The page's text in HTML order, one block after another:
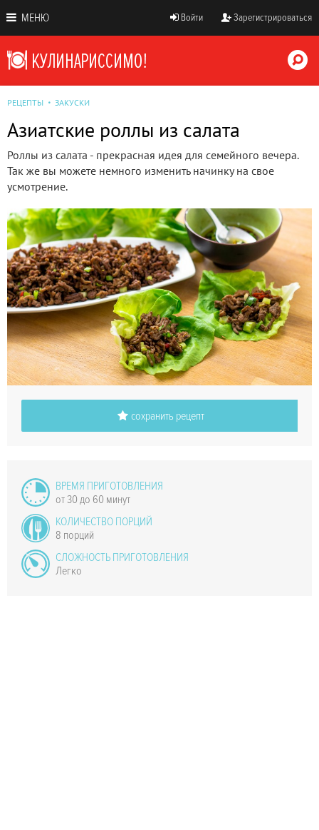
МЕНЮ Войти Зарегистрироваться
РЕЦЕПТЫ ЗАКУСКИ
Азиатские роллы из салата
Роллы из салата - прекрасная идея для семейного вечера.
Так же вы можете немного изменить начинку на свое
усмотрение.
сохранить рецепт
ВРЕМЯ ПРИГОТОВЛЕНИЯ
от 30 до 60 минут
КОЛИЧЕСТВО ПОРЦИЙ
8 порций
СЛОЖНОСТЬ ПРИГОТОВЛЕНИЯ
Легко